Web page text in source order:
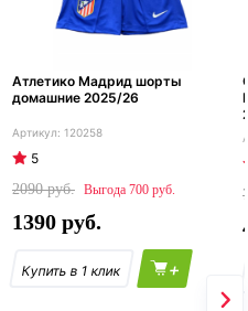
Атлетико Мадрид шорты
домашние 2025/26
120258
5
2090
700
1390
+